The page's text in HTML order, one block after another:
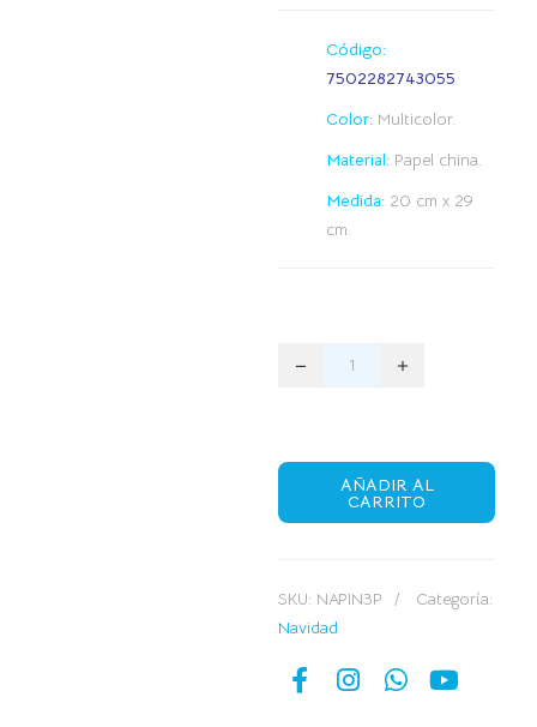
Código:
7502282743055
Color: Multicolor.
Material: Papel china.
Medida: 20 cm x 29
cm.
AÑADIR AL
CARRITO
SKU: NAPIN3P
Categoría:
Navidad